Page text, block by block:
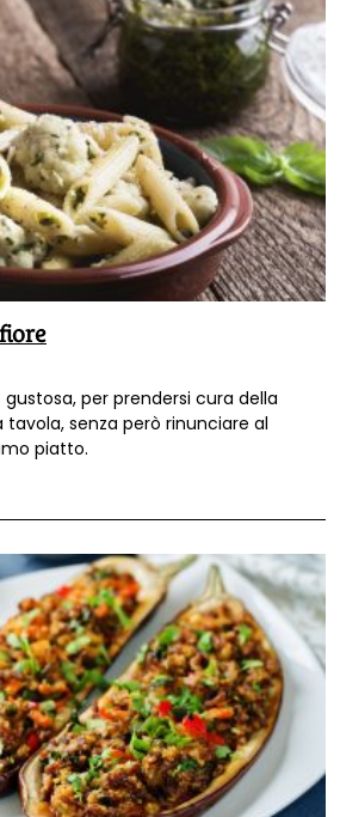
per prendersi cura della
senza però rinunciare al
piatto.